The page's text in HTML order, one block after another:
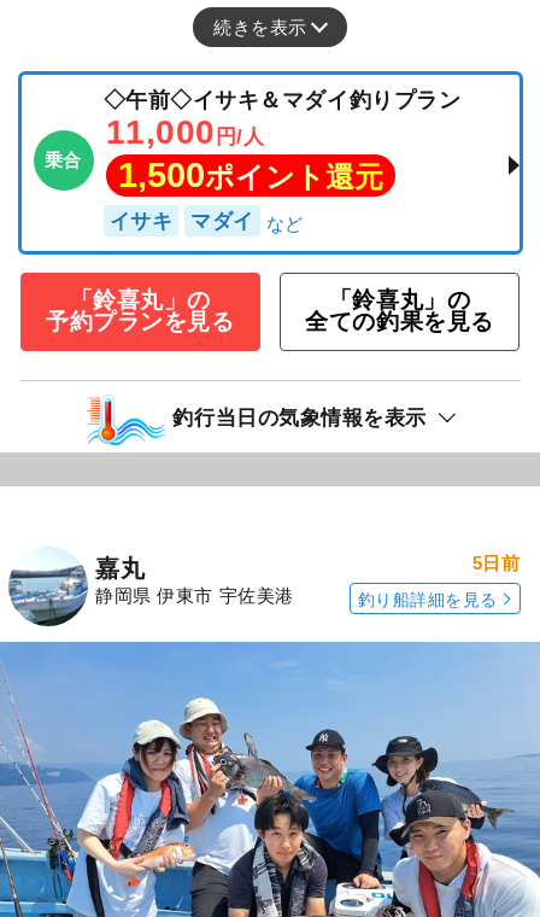
続きを表示
乗合
◇午前◇イサキ＆マダイ釣りプラン
11,000 円/人
1,500ポイント還元
イサキ マダイ
「鈴喜丸」の
予約プランを見る
「鈴喜丸」の
全ての釣果を見る
釣行当日の気象情報を表示
嘉丸
静岡県 伊東市 宇佐美港
5日前
釣り船詳細を見る